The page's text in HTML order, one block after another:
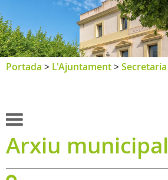
de Sant
Andreu de
Llavaneres
Portada > L'Ajuntament>Secretaria
Arxiu municipal